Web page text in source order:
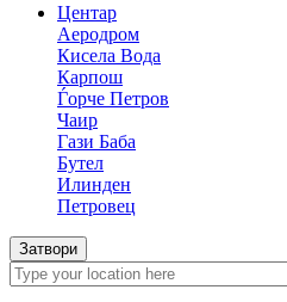
Центар
Аеродром
Кисела Вода
Карпош
Ѓорче Петров
Чаир
Гази Баба
Бутел
Илинден
Петровец
Затвори